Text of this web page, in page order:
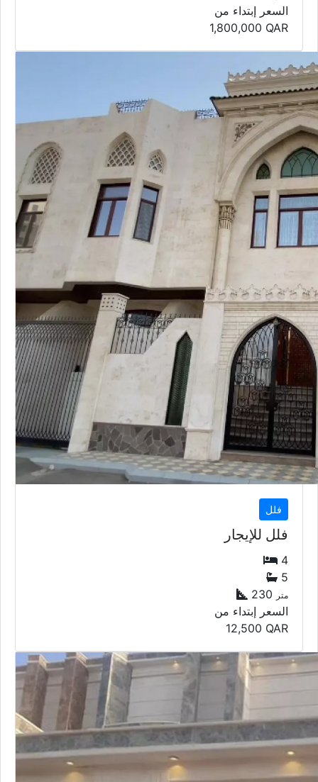
السعر إبتداء من
1,800,000 QAR
فلل
فلل للإيجار
4
5
230 متر
السعر إبتداء من
12,500 QAR